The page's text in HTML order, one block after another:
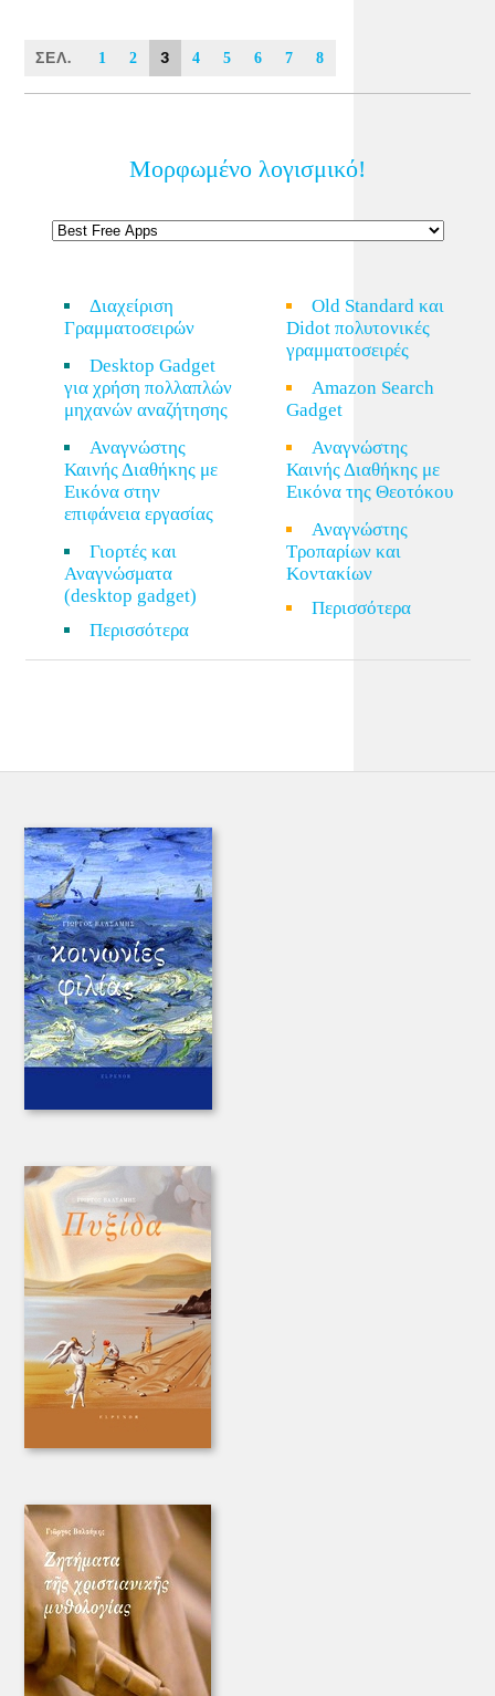
ΣΕΛ. 1 2 3 4 5 6 7 8
Μορφωμένο λογισμικό!
Διαχείριση
Γραμματοσειρών
Desktop Gadget
για χρήση πολλαπλών
μηχανών αναζήτησης
Αναγνώστης
Καινής Διαθήκης με
Εικόνα στην
επιφάνεια εργασίας
Γιορτές και
Αναγνώσματα
(desktop gadget)
Περισσότερα
Old Standard και
Didot πολυτονικές
γραμματοσειρές
Amazon Search
Gadget
Αναγνώστης
Καινής Διαθήκης με
Εικόνα της Θεοτόκου
Αναγνώστης
Τροπαρίων και
Κοντακίων
Περισσότερα